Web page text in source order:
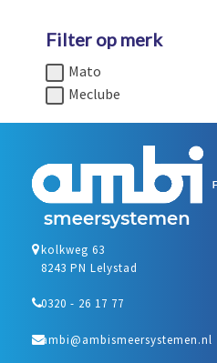
Filter op merk
Mato
Meclube
kolkweg 63
8243 PN Lelystad
0320 - 26 17 77
ambi@ambismeersystemen.nl